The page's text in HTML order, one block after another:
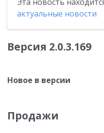
актуальные новости
Версия 2.0.3.169
Новое в версии
Продажи